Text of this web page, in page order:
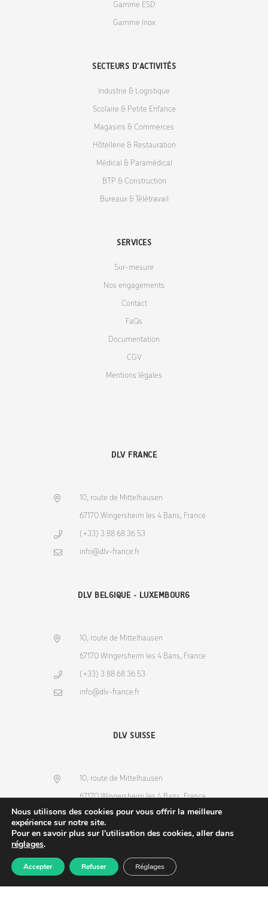
Produits Recherche Commande
Gamme ESD
Gamme Inox
SECTEURS D'ACTIVITÉS
Industrie & Logistique
Scolaire & Petite Enfance
Magasins & Commerces
Hôtellerie & Restauration
Médical & Paramédical
BTP & Construction
Bureaux & Télétravail
SERVICES
Sur-mesure
Nos engagements
Contact
FaQs
Documentation
CGV
Mentions légales
DLV FRANCE
10, route de Mittelhausen
67170 Wingersheim les 4 Bans, France
(+33) 3 88 68 36 53
info@dlv-france.fr
DLV BELGIQUE - LUXEMBOURG
10, route de Mittelhausen
67170 Wingersheim les 4 Bans, France
(+33) 3 88 68 36 53
info@dlv-france.fr
DLV SUISSE
10, route de Mittelhausen
67170 Wingersheim les 4 Bans, France
(+33) 3 88 68 36 53
info@dlv-france.fr
Nous utilisons des cookies pour vous offrir la meilleure
expérience sur notre site.
Pour en savoir plus sur l'utilisation des cookies, aller dans
réglages.
Accepter Refuser Réglages